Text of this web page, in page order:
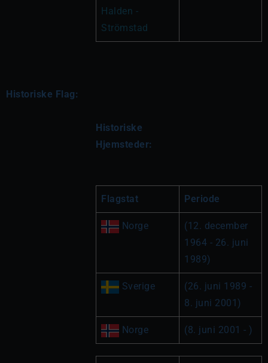
Halden -
Strömstad
Historiske Flag:
Historiske
Hjemsteder:
Flagstat Periode
Norge
(12. december
1964 - 26. juni
1989)
Sverige
(26. juni 1989 -
8. juni 2001)
Norge (8. juni 2001 - )